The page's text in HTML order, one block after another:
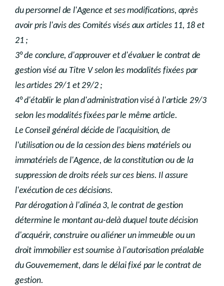
du personnel de l'Agence et ses modifications, après
avoir pris l'avis des Comités visés aux articles 11, 18 et
21 ;
3° de conclure, d'approuver et d'évaluer le contrat de
gestion visé au Titre V selon les modalités fixées par
les articles 29/1 et 29/2 ;
4° d'établir le plan d'administration visé à l'article 29/3
selon les modalités fixées par le même article.
Le Conseil général décide de l'acquisition, de
l'utilisation ou de la cession des biens matériels ou
immatériels de l'Agence, de la constitution ou de la
suppression de droits réels sur ces biens. Il assure
l'exécution de ces décisions.
Par dérogation à l'alinéa 3, le contrat de gestion
détermine le montant au-delà duquel toute décision
d'acquérir, construire ou aliéner un immeuble ou un
droit immobilier est soumise à l'autorisation préalable
du Gouvernement, dans le délai fixé par le contrat de
gestion.